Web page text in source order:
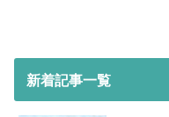
新着記事一覧